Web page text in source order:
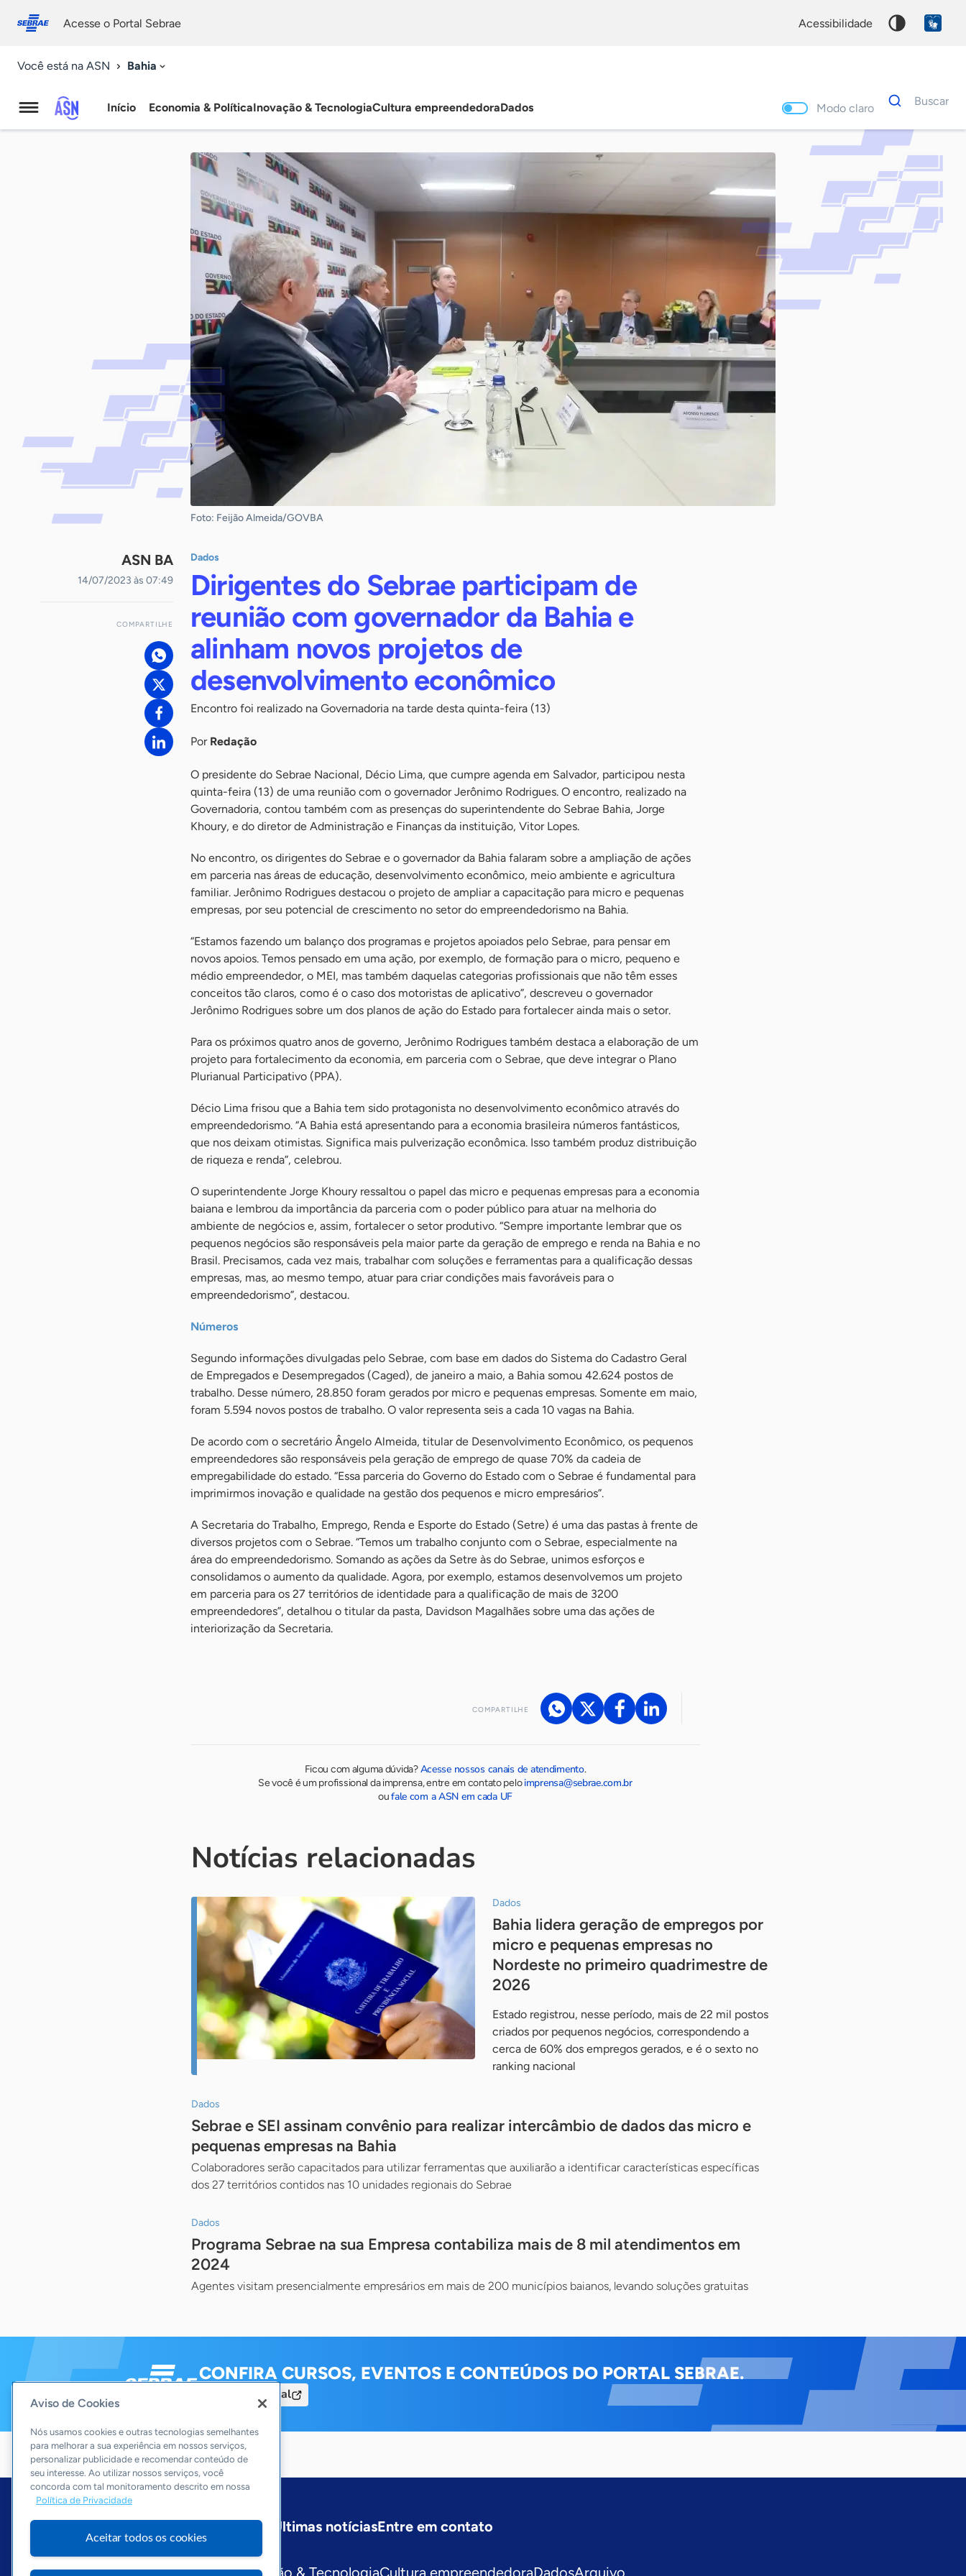
conosco
Acesse o Portal Sebrae acessibilidade
Você está na ASN Bahia
Agência
Início Economia & PolíticaInovação & TecnologiaCultura empreendedoraDados Modo claro
Dados
para
Buscar
Palavra
chave
Foto: Feijão Almeida/GOVBA
ASN BA
14/07/2023 às 07:49
COMPARTILHE
Dados
Dirigentes do Sebrae participam de
reunião com governador da Bahia e
alinham novos projetos de
desenvolvimento econômico
Encontro foi realizado na Governadoria na tarde desta quinta-feira (13)
Por Redação
O presidente do Sebrae Nacional, Décio Lima, que cumpre agenda em Salvador, participou nesta
quinta-feira (13) de uma reunião com o governador Jerônimo Rodrigues. O encontro, realizado na
Governadoria, contou também com as presenças do superintendente do Sebrae Bahia, Jorge
Khoury, e do diretor de Administração e Finanças da instituição, Vitor Lopes.
No encontro, os dirigentes do Sebrae e o governador da Bahia falaram sobre a ampliação de ações
em parceria nas áreas de educação, desenvolvimento econômico, meio ambiente e agricultura
familiar. Jerônimo Rodrigues destacou o projeto de ampliar a capacitação para micro e pequenas
empresas, por seu potencial de crescimento no setor do empreendedorismo na Bahia.
“Estamos fazendo um balanço dos programas e projetos apoiados pelo Sebrae, para pensar em
novos apoios. Temos pensado em uma ação, por exemplo, de formação para o micro, pequeno e
médio empreendedor, o MEI, mas também daquelas categorias profissionais que não têm esses
conceitos tão claros, como é o caso dos motoristas de aplicativo”, descreveu o governador
Jerônimo Rodrigues sobre um dos planos de ação do Estado para fortalecer ainda mais o setor.
Para os próximos quatro anos de governo, Jerônimo Rodrigues também destaca a elaboração de um
projeto para fortalecimento da economia, em parceria com o Sebrae, que deve integrar o Plano
Plurianual Participativo (PPA).
Décio Lima frisou que a Bahia tem sido protagonista no desenvolvimento econômico através do
empreendedorismo. “A Bahia está apresentando para a economia brasileira números fantásticos,
que nos deixam otimistas. Significa mais pulverização econômica. Isso também produz distribuição
de riqueza e renda”, celebrou.
O superintendente Jorge Khoury ressaltou o papel das micro e pequenas empresas para a economia
baiana e lembrou da importância da parceria com o poder público para atuar na melhoria do
ambiente de negócios e, assim, fortalecer o setor produtivo. “Sempre importante lembrar que os
pequenos negócios são responsáveis pela maior parte da geração de emprego e renda na Bahia e no
Brasil. Precisamos, cada vez mais, trabalhar com soluções e ferramentas para a qualificação dessas
empresas, mas, ao mesmo tempo, atuar para criar condições mais favoráveis para o
empreendedorismo”, destacou.
Números
Segundo informações divulgadas pelo Sebrae, com base em dados do Sistema do Cadastro Geral
de Empregados e Desempregados (Caged), de janeiro a maio, a Bahia somou 42.624 postos de
trabalho. Desse número, 28.850 foram gerados por micro e pequenas empresas. Somente em maio,
foram 5.594 novos postos de trabalho. O valor representa seis a cada 10 vagas na Bahia.
De acordo com o secretário Ângelo Almeida, titular de Desenvolvimento Econômico, os pequenos
empreendedores são responsáveis pela geração de emprego de quase 70% da cadeia de
empregabilidade do estado. “Essa parceria do Governo do Estado com o Sebrae é fundamental para
imprimirmos inovação e qualidade na gestão dos pequenos e micro empresários”.
A Secretaria do Trabalho, Emprego, Renda e Esporte do Estado (Setre) é uma das pastas à frente de
diversos projetos com o Sebrae. “Temos um trabalho conjunto com o Sebrae, especialmente na
área do empreendedorismo. Somando as ações da Setre às do Sebrae, unimos esforços e
consolidamos o aumento da qualidade. Agora, por exemplo, estamos desenvolvemos um projeto
em parceria para os 27 territórios de identidade para a qualificação de mais de 3200
empreendedores”, detalhou o titular da pasta, Davidson Magalhães sobre uma das ações de
interiorização da Secretaria.
COMPARTILHE
Ficou com alguma dúvida?Acesse nossos canais de atendimento.
Se você é um profissional da imprensa, entre em contato peloimprensa@sebrae.com.br
oufale com a ASN em cada UF
Notícias relacionadas
Dados
Bahia lidera geração de empregos por
micro e pequenas empresas no
Nordeste no primeiro quadrimestre de
2026
Estado registrou, nesse período, mais de 22 mil postos
criados por pequenos negócios, correspondendo a
cerca de 60% dos empregos gerados, e é o sexto no
ranking nacional
Dados
Sebrae e SEI assinam convênio para realizar intercâmbio de dados das micro e
pequenas empresas na Bahia
Colaboradores serão capacitados para utilizar ferramentas que auxiliarão a identificar características específicas
dos 27 territórios contidos nas 10 unidades regionais do Sebrae
Dados
Programa Sebrae na sua Empresa contabiliza mais de 8 mil atendimentos em
2024
Agentes visitam presencialmente empresários em mais de 200 municípios baianos, levando soluções gratuitas
CONFIRA CURSOS, EVENTOS E CONTEÚDOS DO PORTAL SEBRAE.
Acesse o Portal
Sobre a ASN Últimas notíciasEntre em contato
Editorias
Economia & PolíticaInovação & TecnologiaCultura empreendedoraDadosArquivo
Aviso de Cookies
Nós usamos cookies e outras tecnologias semelhantes
para melhorar a sua experiência em nossos serviços,
personalizar publicidade e recomendar conteúdo de
seu interesse. Ao utilizar nossos serviços, você
concorda com tal monitoramento descrito em nossa
Política de Privacidade
Aceitar todos os cookies